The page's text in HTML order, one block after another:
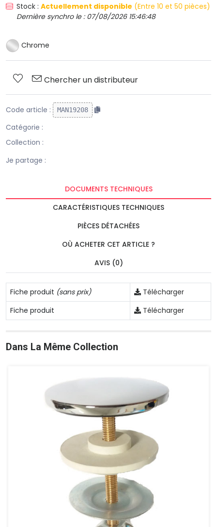
Stock : Actuellement disponible (Entre 10 et 50 pièces)
Dernière synchro le : 07/08/2026 15:46:48
Chrome
Chercher un distributeur
Code article : MAN19208
Catégorie :
Collection :
Je partage :
DOCUMENTS TECHNIQUES
CARACTÉRISTIQUES TECHNIQUES
PIÈCES DÉTACHÉES
OÙ ACHETER CET ARTICLE ?
AVIS (0)
Fiche produit (sans prix)
Télécharger
Fiche produit
Télécharger
Dans La Même Collection